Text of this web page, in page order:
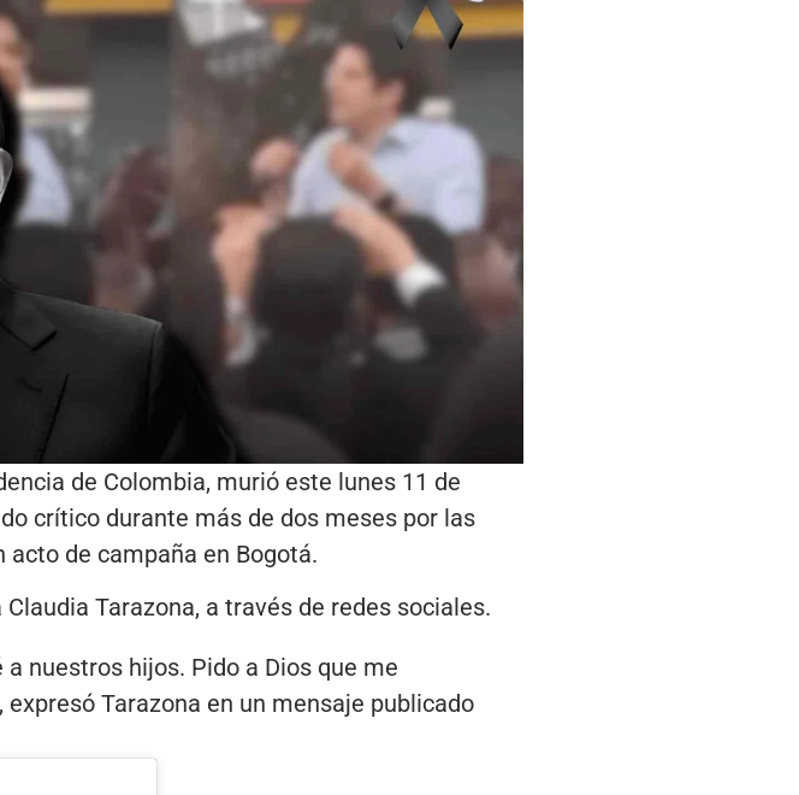
de Colombia, murió este lunes 11 de
crítico durante más de dos meses por las
de campaña en Bogotá.
Tarazona, a través de redes sociales.
nuestros hijos. Pido a Dios que me
Tarazona en un mensaje publicado